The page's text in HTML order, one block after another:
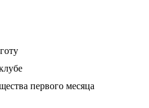
первого месяца